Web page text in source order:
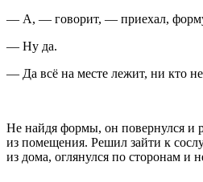
— А, — говорит, — приехал,
— Ну да.
— Да всё на месте лежит, ни кто не
Не найдя формы, он повернулся и
из помещения. Решил зайти к
из дома, оглянулся по сторонам и